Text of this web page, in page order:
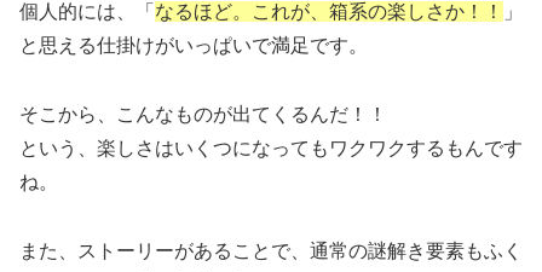
個人的には、「 なるほど。これが、箱系の楽しさか！！
」
と思える仕掛けがいっぱいで満足です。
そこから、こんなものが出てくるんだ！！
という、楽しさはいくつになってもワクワクするもんです
ね。
また、ストーリーがあることで、通常の謎解き要素もふく